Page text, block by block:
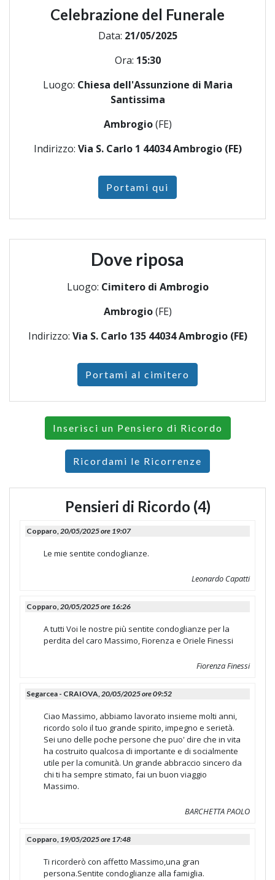
Celebrazione del Funerale
Data: 21/05/2025
Ora: 15:30
Luogo: Chiesa dell'Assunzione di Maria
Santissima
Ambrogio(FE)
Indirizzo: Via S. Carlo 1 44034 Ambrogio (FE)
Portami qui
Dove riposa
Luogo: Cimitero di Ambrogio
Ambrogio(FE)
Indirizzo: Via S. Carlo 135 44034 Ambrogio (FE)
Portami al cimitero
Inserisci un Pensiero di Ricordo
Ricordami le Ricorrenze
Pensieri di Ricordo (4)
Copparo,20/05/2025 ore 19:07
Le mie sentite condoglianze.
Leonardo Capatti
Copparo,20/05/2025 ore 16:26
A tutti Voi le nostre più sentite condoglianze per la
perdita del caro Massimo, Fiorenza e Oriele Finessi
Fiorenza Finessi
Segarcea - CRAIOVA,20/05/2025 ore 09:52
Ciao Massimo, abbiamo lavorato insieme molti anni,
ricordo solo il tuo grande spirito, impegno e serietà.
Sei uno delle poche persone che puo' dire che in vita
ha costruito qualcosa di importante e di socialmente
utile per la comunità. Un grande abbraccio sincero da
chi ti ha sempre stimato, fai un buon viaggio
Massimo.
BARCHETTA PAOLO
Copparo, 19/05/2025 ore 17:48
Ti ricorderò con affetto Massimo,una gran
persona.Sentite condoglianze alla famiglia.